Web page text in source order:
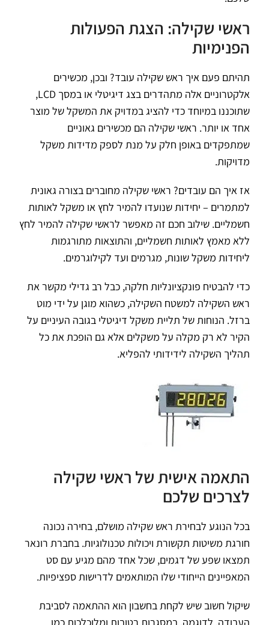
ראשי שקילה: הצגת הפעולות
הפנימיות
תהיתם פעם איך ראש שקילה עובד? ובכן, מכשירים
אלקטרוניים אלה מתהדרים בצג דיגיטלי או במסך LCD,
שתוכננו במיוחד כדי להציג במדויק את המשקל של מוצר
אחד או יותר. ראשי שקילה הם מכשירים גאוניים
שמתפקדים באופן חלק על מנת לספק מדידות משקל
מדויקות.
אז איך הם עובדים? ראשי שקילה מחוברים בצורה גאונית
למתמרים – יחידות שנועדו להמיר לחץ או משקל לאותות
חשמליים. שילוב חכם זה מאפשר לראשי שקילה להמיר לחץ
ללא מאמץ לאותות חשמליים, והתוצאות מתורגמות
ליחידות משקל שונות, מגרמים ועד לקילוגרמים.
כדי להבטיח פונקציונליות חלקה, כבל רב גדילי מקשר את
ראש השקילה למשטח השקילה, כשהוא מוגן על ידי מוט
ברזל. הנוחות של תליית משקל דיגיטלי בגובה העיניים על
הקיר לא רק מקלה על משקלים אלא גם הופכת את כל
תהליך השקילה לידידותי להפליא.
התאמה אישית של ראשי שקילה
לצרכים שלכם
בכל הנוגע לבחירת ראש שקילה מושלם, בחירה נכונה
חורגת משיטות תקשורת ויכולות טכנולוגיות. בחברת רונאר
תמצאו שפע של דגמים, שכל אחד מהם מגיע עם סט
המאפיינים הייחודי שלו המותאמים לדרישות ספציפיות.
שיקול חשוב שיש לקחת בחשבון הוא ההתאמה לסביבת